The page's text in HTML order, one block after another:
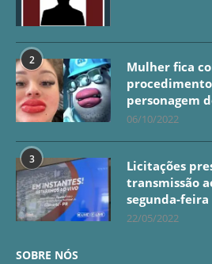
2
Mulher fica
personagem
06/10/2022
3
Licitações
transmissão
segunda-feira
22/05/2022
SOBRE NÓS